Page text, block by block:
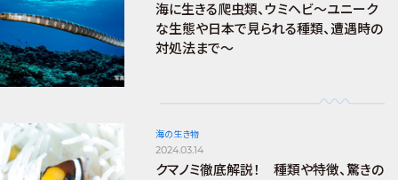
海に生きる爬虫類、ウミヘビ～ユニーク
な生態や日本で見られる種類、遭遇時の
対処法まで～
海の生き物
2024.03.14
クマノミ徹底解説！ 種類や特徴、驚きの